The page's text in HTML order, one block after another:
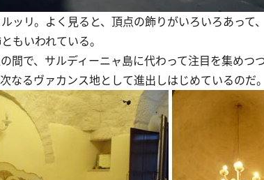
ッリ。よく見ると、頂点の飾りがいろいろあって
もいわれている。
間で、サルディーニャ島に代わって注目を集めつ
なるヴァカンス地として進出しはじめているのだ。